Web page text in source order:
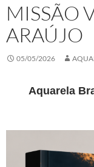
MISSÃO
ARAÚJO
05/05/2026
Aquarela